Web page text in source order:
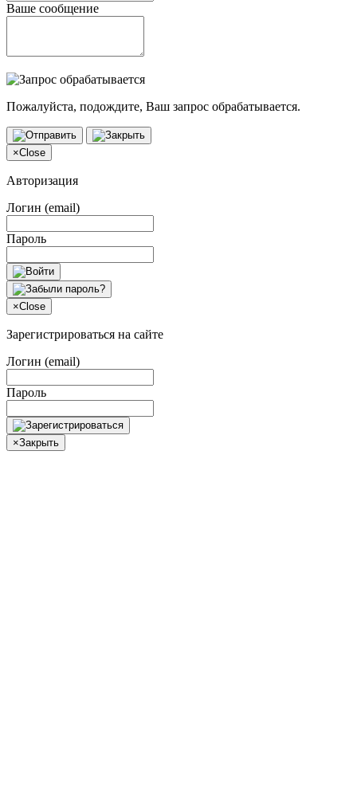
Ваше сообщение
Пожалуйста, подождите, Ваш запрос обрабатывается.
×Close
Авторизация
Логин (email)
Пароль
×Close
Зарегистрироваться на сайте
Логин (email)
Пароль
×Закрыть